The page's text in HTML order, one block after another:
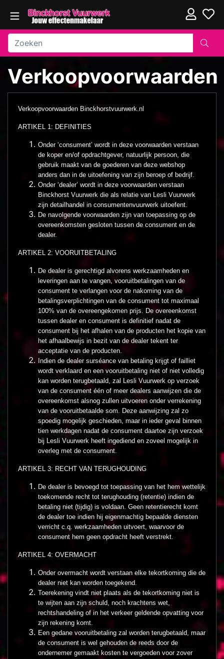
Verkoopvoorwaarden
Verkoopvoorwaarden Binckhorstvuurwerk.nl
ARTIKEL 1: DEFINITIES
Onder ‘consument’ wordt in deze voorwaarden verstaan
de koper en/of opdrachtgever, natuurlijk persoon, die
gebruik maakt van de goederen van deze webshop
anders dan in de uitoefening van zijn beroep of bedrijf.
Onder ‘dealer’ wordt in deze voorwaarden verstaan
Binckhorst Vuurwerk die als relatie van Lesli Vuurwerk
zijn detailhandel in consumentenvuurwerk uitoefent.
De navolgende voorwaarden zijn van toepassing op de
overeenkomsten gesloten tussen de consument en de
dealer.
ARTIKEL 2: VOORUITBETALING
De dealer is gerechtigd alvorens werkzaamheden en
leveringen aan te vangen, vooruitbetalingen van de
consument te verlangen voor de nakoming van de
betalingsverplichtingen van de consument tot maximaal
100% van de overeengekomen prijs. De overeenkomst
tussen dealer en consument is definitief nadat de
consument bij het afhalen van de producten het kopie van
het afhaalbewijs in bezit van de dealer tekent ter
acceptatie van de producten.
Indien de dealer surséance van betaling krijgt of failliet
wordt verklaard en een vooruitbetaling niet of niet volledig
kan worden terugbetaald, zal Lesli Vuurwerk op verzoek
van de consument één of meer dealers aanwijzen die de
overeenkomst alsnog zullen uitvoeren onder verrekening
van de vooruitbetaalde som. Deze aanwijzing zal zo
spoedig mogelijk geschieden, maar in ieder geval binnen
tien werkdagen nadat de consument daartoe zijn verzoek
bij Lesli Vuurwerk heeft ingediend en zoveel mogelijk in
overleg met de consument.
ARTIKEL 3: RECHT VAN TERUGHOUDING
De dealer is bevoegd tot toepassing van het hem wettelijk
toekomende recht tot terughouding (retentie) indien de
betaling niet (tijdig) is voldaan. Geen retentierecht komt
de dealer toe indien hij eigenmachtig bepaalde diensten
verricht c.q. werkzaamheden uitvoert, waarvoor de
consument hem geen opdracht heeft verstrekt.
ARTIKEL 4: OVERMACHT
Onder overmacht wordt verstaan elke tekortkoming die de
dealer niet kan worden toegekend.
Toerekening vindt niet plaats als de tekortkoming niet is
te wijten aan zijn schuld, noch krachtens wet,
rechtshandeling of in het verkeer geldende opvatting voor
zijn rekening komt.
Een gedane vooruitbetaling zal worden terugbetaald, maar
de consument is wel gehouden de reeds door de
ondernemer gemaakt kosten te vergoeden voor zover